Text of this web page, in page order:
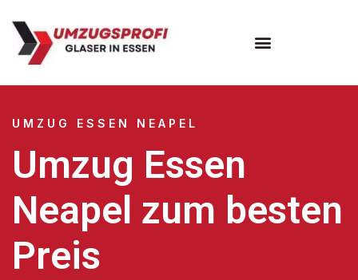
UMZUG ESSEN NEAPEL
Umzug Essen
Neapel zum besten
Preis